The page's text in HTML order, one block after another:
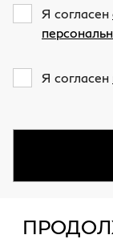
Я согласен
Я согласен